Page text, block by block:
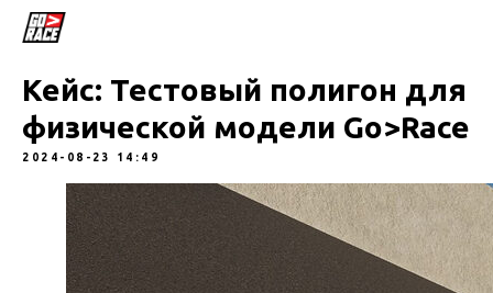
Кейс: Тестовый полигон для
физической модели Go>Race
2024-08-23 14:49